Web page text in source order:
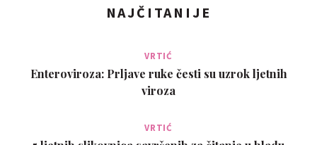
NAJČITANIJE
VRTIĆ
Enteroviroza: Prljave ruke česti su uzrok ljetnih
viroza
VRTIĆ